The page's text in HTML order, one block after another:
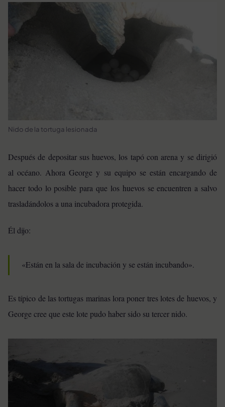
Nido de la tortuga lesionada
Después de depositar sus huevos, los tapó con arena y se dirigió
al océano. Ahora George y su equipo se están encargando de
hacer todo lo posible para que los huevos se encuentren a salvo
trasladándolos a una incubadora protegida.
Él dijo:
«Están en la sala de incubación y se están incubando».
Es típico de las tortugas marinas lora poner tres lotes de huevos, y
George cree que este lote pudo haber sido su tercer nido.